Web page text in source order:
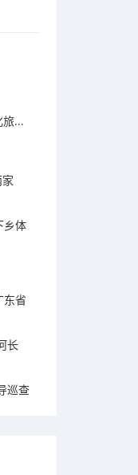
...
乡体
东省
长
巡查